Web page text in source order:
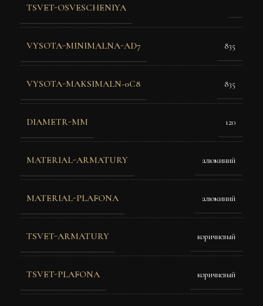
TSVET-OSVESCHENIYA
VYSOTA-MINIMALNA-AD7 835
VYSOTA-MAKSIMALN-0C8 835
DIAMETR-MM 120
MATERIAL-ARMATURY алюминий
MATERIAL-PLAFONA алюминий
TSVET-ARMATURY коричневый
TSVET-PLAFONA коричневый